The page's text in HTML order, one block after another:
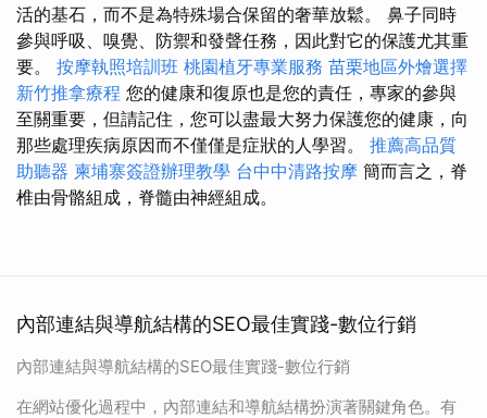
活的基石，而不是為特殊場合保留的奢華放鬆。 鼻子同時
參與呼吸、嗅覺、防禦和發聲任務，因此對它的保護尤其重
要。 按摩執照培訓班 桃園植牙專業服務 苗栗地區外燴選擇
新竹推拿療程 您的健康和復原也是您的責任，專家的參與
至關重要，但請記住，您可以盡最大努力保護您的健康，向
那些處理疾病原因而不僅僅是症狀的人學習。 推薦高品質
助聽器 柬埔寨簽證辦理教學 台中中清路按摩 簡而言之，脊
椎由骨骼組成，脊髓由神經組成。
內部連結與導航結構的SEO最佳實踐-數位行銷
內部連結與導航結構的SEO最佳實踐-數位行銷
在網站優化過程中，內部連結和導航結構扮演著關鍵角色。有